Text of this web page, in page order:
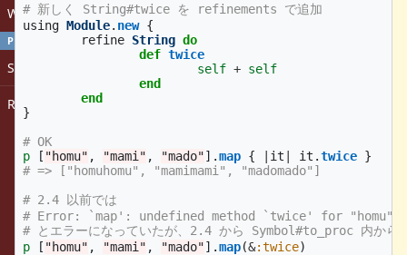
Windows
PROFILE
Sign in
Register
# 新しく String#twice を refinements で追加
using Module. new {
refine String do
def twice
self + self
end
end
}
# OK
p
[ "homu" , "mami" , "mado"].map { it it .twice }
# => ["homuhomu", "mamimami", "madomado"]
# 2.4 以前では
# Error: `map': undefined method `twice' for
# とエラーになっていたが、2.4 から Symbol#to_proc 内から
p
[ "homu" , "mami" , "mado"].map(&:twice)